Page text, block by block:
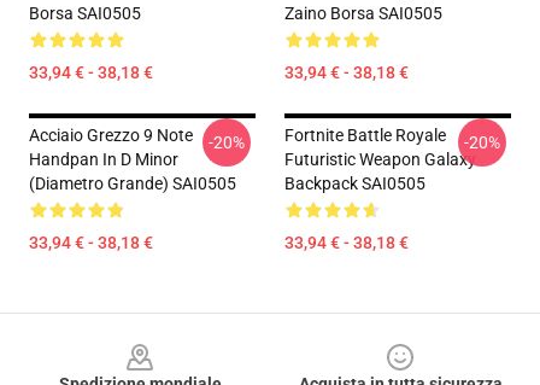
Borsa SAI0505
33,94 € - 38,18 €
Zaino Borsa SAI0505
33,94 € - 38,18 €
Acciaio Grezzo 9 Note
Handpan In D Minor
(diametro Grande) SAI0505
33,94 € - 38,18 €
-20%
Fortnite Battle Royale
Futuristic Weapon Galaxy
Backpack SAI0505
33,94 € - 38,18 €
-20%